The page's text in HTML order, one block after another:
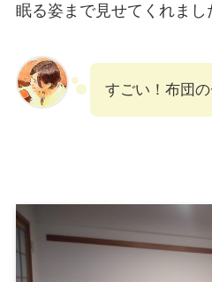
眠る姿まで見せてくれまし
すごい！布団の